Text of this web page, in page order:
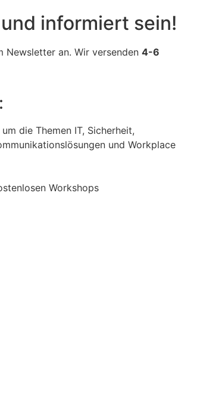
informiert sein!
Newsletter an. Wir versenden 4-6
die Themen IT, Sicherheit,
und Workplace
Workshops